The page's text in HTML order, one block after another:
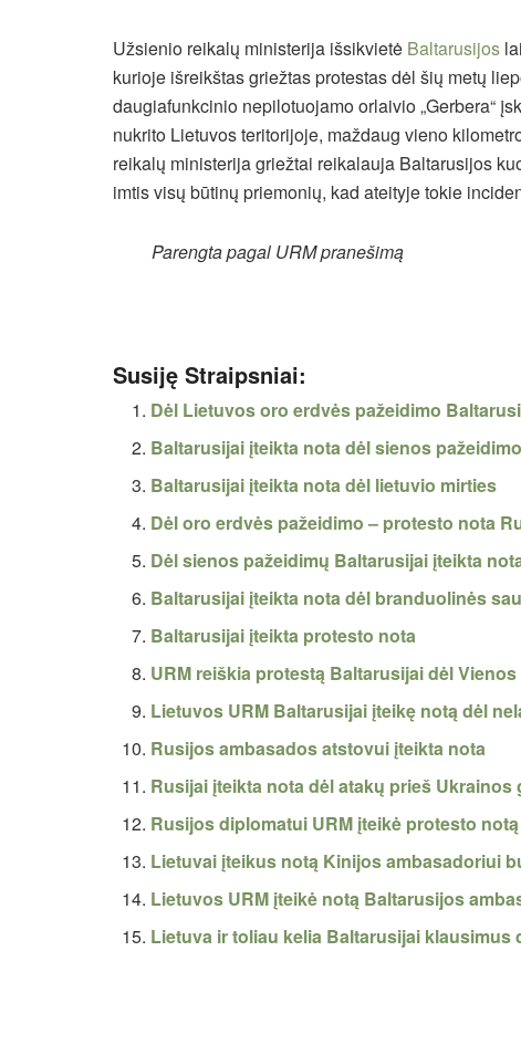
Užsienio reikalų ministerija išsikvietė Baltarusijos
kurioje išreikštas griežtas protestas dėl šių metų
daugiafunkcinio nepilotuojamo orlaivio „Gerbera“
nukrito Lietuvos teritorijoje, maždaug vieno
reikalų ministerija griežtai reikalauja Baltarusijos
imtis visų būtinų priemonių, kad ateityje tokie
Parengta pagal URM pranešimą
Susiję Straipsniai:
Dėl Lietuvos oro erdvės pažeidimo
Baltarusijai įteikta nota dėl sienos pažeidimo
Baltarusijai įteikta nota dėl lietuvio mirties
Dėl oro erdvės pažeidimo – protesto nota
Dėl sienos pažeidimų Baltarusijai įteikta
Baltarusijai įteikta nota dėl branduolinės
Baltarusijai įteikta protesto nota
URM reiškia protestą Baltarusijai dėl
Lietuvos URM Baltarusijai įteikę notą dėl
Rusijos ambasados atstovui įteikta nota
Rusijai įteikta nota dėl atakų prieš Ukrainos
Rusijos diplomatui URM įteikė protesto notą
Lietuvai įteikus notą Kinijos ambasadoriui
Lietuvos URM įteikė notą Baltarusijos
Lietuva ir toliau kelia Baltarusijai